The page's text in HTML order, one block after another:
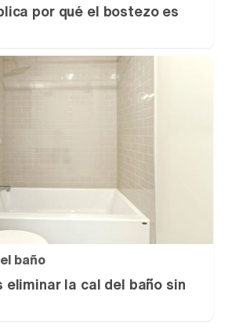
por qué el bostezo es
baño
eliminar la cal del baño sin